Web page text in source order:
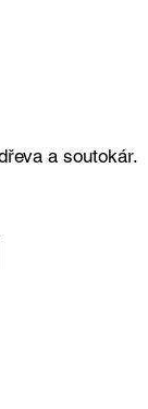
a soutokár.